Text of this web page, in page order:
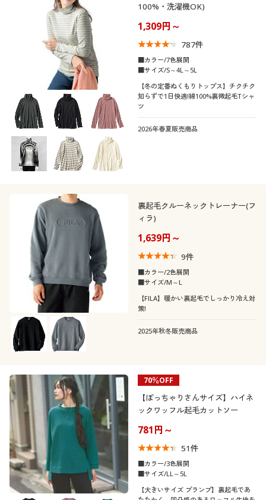
100%・洗濯機OK)
1,309円～
787件
■カラー/7色展開
■サイズ/S～4L～5L
【冬の定番ぬくもりトップス】チクチク
知らずで1日快適!綿100%裏微起毛Tシャ
ツ
2026年春夏販売商品
裏起毛クルーネックトレーナー(フ
ィラ)
1,639円～
9件
■カラー/2色展開
■サイズ/M～L
【FILA】暖かい裏起毛でしっかり冷え対
策!
2025年秋冬販売商品
70％OFF
【ぽっちゃりさんサイズ】ハイネ
ックワッフル起毛カットソー
781円～
51件
■カラー/3色展開
■サイズ/LL～5L
【大きいサイズ プランプ】裏起毛であ